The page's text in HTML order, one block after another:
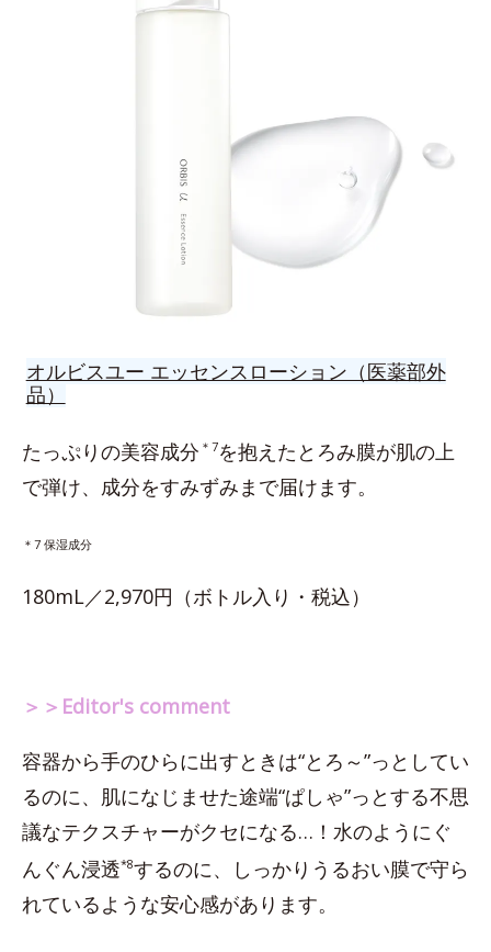
オルビスユー エッセンスローション（医薬部外
品）
たっぷりの美容成分 ＊7を抱えたとろみ膜が肌の上
で弾け、成分をすみずみまで届けます。
＊7 保湿成分
180mL／2,970円（ボトル入り・税込）
＞＞Editor's comment
容器から手のひらに出すときは“とろ～”っとしてい
るのに、肌になじませた途端“ぱしゃ”っとする不思
議なテクスチャーがクセになる…！水のようにぐ
んぐん浸透*8するのに、しっかりうるおい膜で守ら
れているような安心感があります。